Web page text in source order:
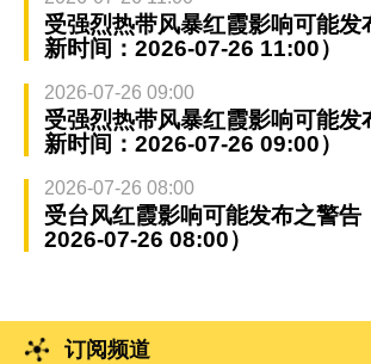
受强烈热带风暴红霞影响可能发
新时间：2026-07-26 11:00）
2026-07-26 09:00
受强烈热带风暴红霞影响可能发
新时间：2026-07-26 09:00）
2026-07-26 08:00
受台风红霞影响可能发布之警告
2026-07-26 08:00）
订阅频道